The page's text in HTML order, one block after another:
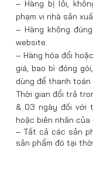
– Hàng bị lỗi,
phạm vi nhà sản
– Hàng không
website.
– Hàng hóa đổi
giá, bao bì đóng
dùng để thanh toán
Thời gian đổi trả
& 03 ngày đối với
hoặc biên nhân
– Tất cả các sản
sản phẩm đó tại